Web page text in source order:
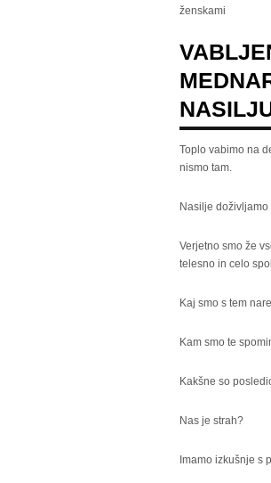
ženskami
Toplo vabimo na
nismo tam.
Nasilje
Verjetno smo že
telesno in celo
Kaj smo s tem
Kam smo te
Kakšne so
Nas je strah?
Imamo izkušnje s